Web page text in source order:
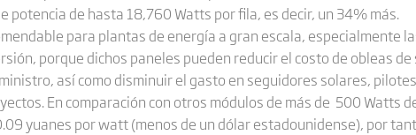
potencia de hasta 18,760 Watts por fila, es decir, un 34% más.
para plantas de energía a gran escala, especialmente
porque dichos paneles pueden reducir el costo de obleas
así como disminuir el gasto en seguidores solares,
En comparación con otros módulos de más de 500 Watts
yuanes por watt (menos de un dólar estadounidense), por